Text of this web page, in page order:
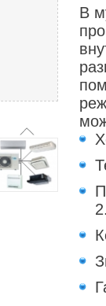
В